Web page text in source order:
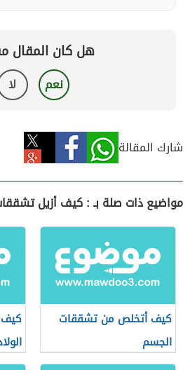
هل كان المقال
نعم لا
شارك المقالة
مواضيع ذات صلة بـ : كيف أزيل
كيف أتخلص من تشققات
الجسم
كيف